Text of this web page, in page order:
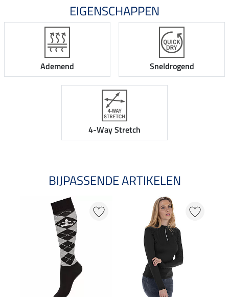
EIGENSCHAPPEN
Ademend Sneldrogend
4-Way Stretch
BIJPASSENDE ARTIKELEN